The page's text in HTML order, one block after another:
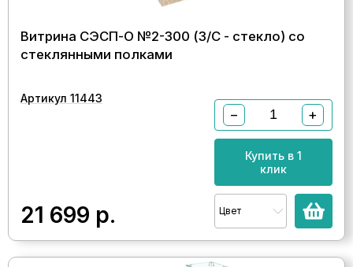
Витрина СЭСП-О №2-300 (З/C - стекло) со
стеклянными полками
Артикул 11443
21 699 р.
− +
Купить в 1
клик
Цвет